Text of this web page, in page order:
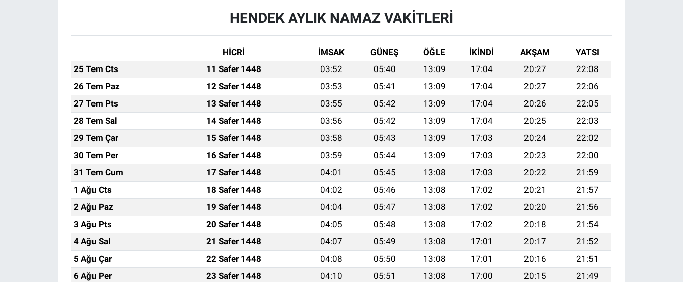
HENDEK AYLIK NAMAZ VAKITLERI
HİCRİ İMSAK GÜNEŞ ÖĞLE İKINDI AKŞAM
YATSI
25 Tem Cts
11 Safer 1448 03:52 05:40 13:09 17:04 20:27
22:08
26 Tem Paz
12 Safer 1448 03:53 05:41 13:09 17:04 20:27
22:06
27 Tem Pts
13 Safer 1448 03:55 05:42 13:09 17:04 20:26
22:05
28 Tem Sal
14 Safer 1448 03:56 05:42 13:09 17:04 20:25
22:03
29 Tem Çar
15 Safer 1448 03:58 05:43 13:09 17:03 20:24
22:02
30 Tem Per
16 Safer 1448 03:59 05:44 13:09 17:03 20:23
22:00
31 Tem Cum
17 Safer 1448 04:01 05:45 13:08 17:03 20:22
21:59
1 Ağu Cts
18 Safer 1448 04:02 05:46 13:08 17:02 20:21
21:57
2 Ağu Paz
19 Safer 1448 04:04 05:47 13:08 17:02 20:20
21:56
3 Ağu Pts
20 Safer 1448 04:05 05:48 13:08 17:02 20:18
21:54
4 Ağu Sal
21 Safer 1448 04:07 05:49 13:08 17:01 20:17
21:52
5 Ağu Çar
22 Safer 1448 04:08 05:50 13:08 17:01 20:16
21:51
6 Ağu Per
23 Safer 1448 04:10 05:51 13:08 17:00 20:15
21:49